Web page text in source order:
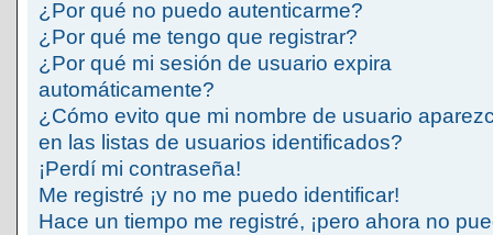
¿Por qué no puedo autenticarme?
¿Por qué me tengo que registrar?
¿Por qué mi sesión de usuario expira
automáticamente?
¿Cómo evito que mi nombre de usuario
en las listas de usuarios identificados?
¡Perdí mi contraseña!
Me registré ¡y no me puedo identificar!
Hace un tiempo me registré, ¡pero ahora no